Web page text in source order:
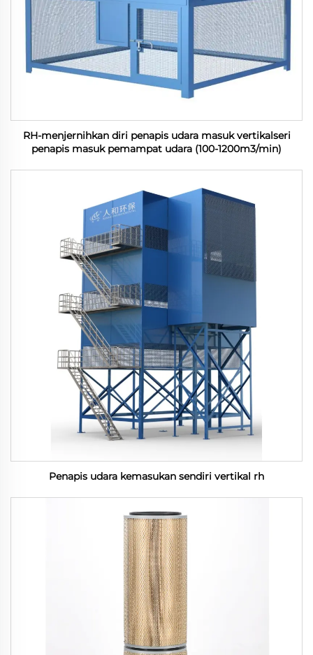
RH-menjernihkan diri penapis udara masuk vertikalseri
penapis masuk pemampat udara (100-1200m3/min)
Penapis udara kemasukan sendiri vertikal rh